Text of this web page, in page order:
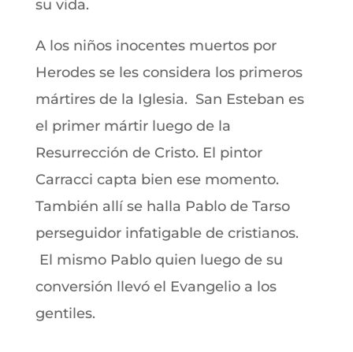
su vida.
A los niños inocentes muertos por
Herodes se les considera los primeros
mártires de la Iglesia. San Esteban es
el primer mártir luego de la
Resurrección de Cristo. El pintor
Carracci capta bien ese momento.
También allí se halla Pablo de Tarso
perseguidor infatigable de cristianos.
El mismo Pablo quien luego de su
conversión llevó el Evangelio a los
gentiles.